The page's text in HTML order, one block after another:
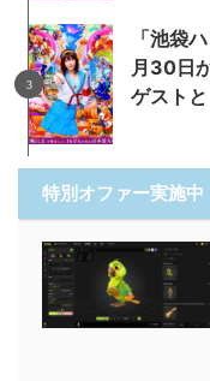
「池袋
月30日
ゲスト
特別オファー実施中